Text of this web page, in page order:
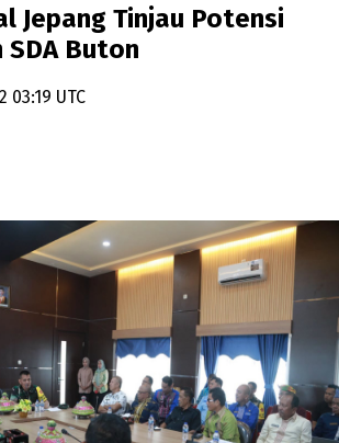
Jepang Tinjau Potensi
Buton
03:19 UTC